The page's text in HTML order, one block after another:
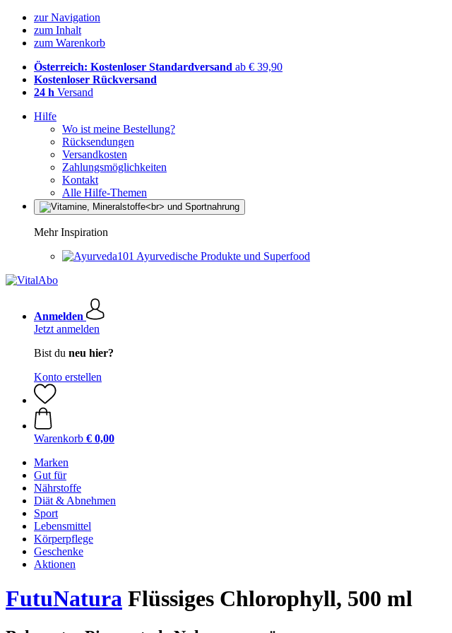
zur Navigation
zum Inhalt
zum Warenkorb
Österreich: Kostenloser Standardversand ab € 39,90
Kostenloser Rückversand
24 h Versand
Hilfe
Wo ist meine Bestellung?
Rücksendungen
Versandkosten
Zahlungsmöglichkeiten
Kontakt
Alle Hilfe-Themen
Mehr Inspiration
Ayurvedische Produkte und Superfood
Anmelden
Jetzt anmelden
Bist du neu hier?
Konto erstellen
Warenkorb € 0,00
Marken
Gut für
Nährstoffe
Diät & Abnehmen
Sport
Lebensmittel
Körperpflege
Geschenke
Aktionen
FutuNatura Flüssiges Chlorophyll, 500 ml